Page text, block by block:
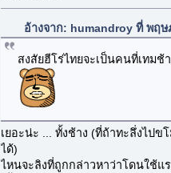
อ้างจาก: humandroy ที่ พฤ
สงสัยฮีโร่ไทยจะเป็นคนที่เทมช้
เยอะน่ะ ... ทั้งช้าง (ที่ถ้าทะลึ่งไป
ได้)
ไหนจะลิงที่ถูกกล่าวหาว่าโดนใช้แ